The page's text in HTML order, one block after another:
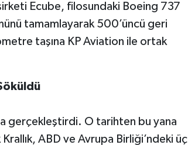
Ecube, filosundaki Boeing 737
tamamlayarak 500’üncü geri
taşına KP Aviation ile ortak
gerçekleştirdi. O tarihten bu yana
ABD ve Avrupa Birliği’ndeki üç